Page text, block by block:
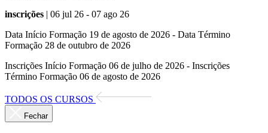
inscrições | 06 jul 26 - 07 ago 26
Data Início Formação 19 de agosto de 2026 - Data Término
Formação 28 de outubro de 2026
Inscrições Início Formação 06 de julho de 2026 - Inscrições
Término Formação 06 de agosto de 2026
TODOS OS CURSOS
Fechar